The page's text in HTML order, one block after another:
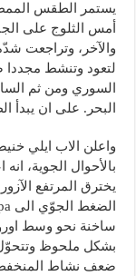
يستمر الطقس
والآخر، وتراجعت
لتعود وتنشط مجددا
السوري ومن ثم
البحر. على ان يبدأ
واعلن الاب ايلي
بالأحوال الجوية،
يخترق المرتفع
ساخنة نحو وسط
بشكل ملحوظ وتتحوّل
ضعف نشاط المنخفض